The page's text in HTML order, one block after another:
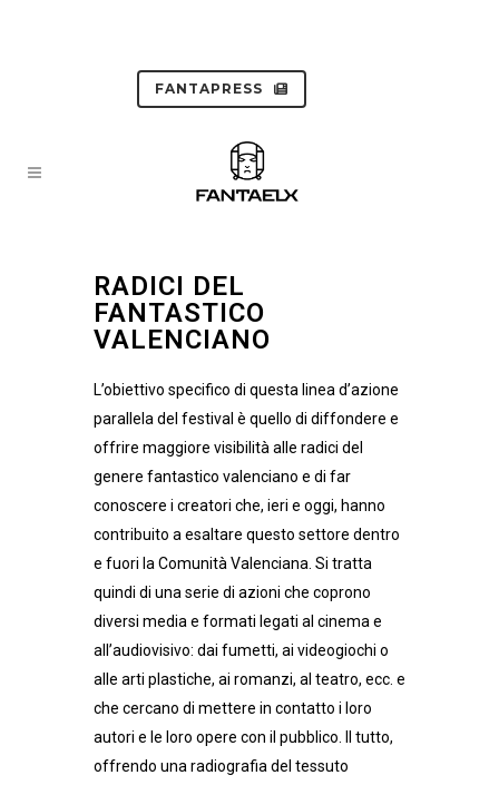
FANTAPRESS
RADICI DEL
FANTASTICO
VALENCIANO
L’obiettivo specifico di questa linea d’azione
parallela del festival è quello di diffondere e
offrire maggiore visibilità alle radici del
genere fantastico valenciano e di far
conoscere i creatori che, ieri e oggi, hanno
contribuito a esaltare questo settore dentro
e fuori la Comunità Valenciana. Si tratta
quindi di una serie di azioni che coprono
diversi media e formati legati al cinema e
all’audiovisivo: dai fumetti, ai videogiochi o
alle arti plastiche, ai romanzi, al teatro, ecc. e
che cercano di mettere in contatto i loro
autori e le loro opere con il pubblico. Il tutto,
offrendo una radiografia del tessuto